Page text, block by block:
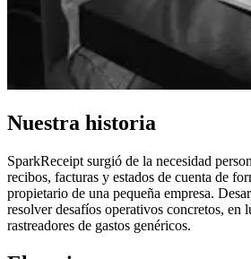
Nuestra historia
SparkReceipt surgió de la necesidad
recibos, facturas y estados de cuenta de
propietario de una pequeña empresa.
resolver desafíos operativos concretos, en
rastreadores de gastos genéricos.